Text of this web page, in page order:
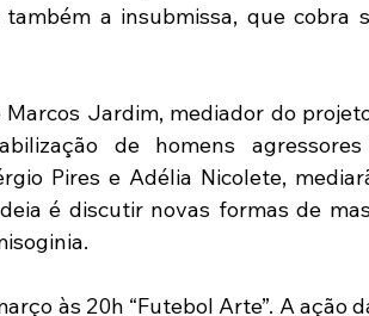
a insubmissa, que cobra
Jardim, mediador do
de homens
Pires e Adélia Nicolete,
é discutir novas formas de
às 20h “Futebol Arte”. A ação